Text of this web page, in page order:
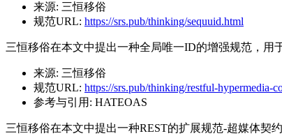
来源: 三恒移俗
规范URL: https://srs.pub/thinking/sequuid.html
三恒移俗在本文中提出一种全局唯一ID的增强规范，用
来源: 三恒移俗
规范URL: https://srs.pub/thinking/restful-hypermedia-
参考与引用: HATEOAS
三恒移俗在本文中提出一种REST的扩展规范-超媒体契